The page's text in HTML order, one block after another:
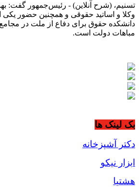
تسنیم، (شرح آنلاین) - رئیس‌جمهور گفت:
وکلا و اساتید حقوقی و همچنین حضور یکی
دانشکده حقوق برای دفاع از ملت در مجامع
مباهات دولت است.
بک لینک ها
دکتر آشپزخانه
ابزار نیکو
هشتیا